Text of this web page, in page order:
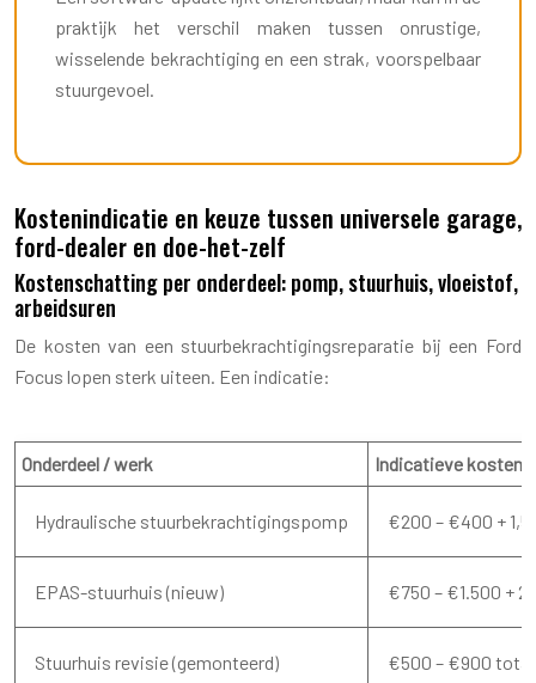
praktijk het verschil maken tussen onrustige,
wisselende bekrachtiging en een strak, voorspelbaar
stuurgevoel.
Kostenindicatie en keuze tussen universele garage,
ford-dealer en doe-het-zelf
Kostenschatting per onderdeel: pomp, stuurhuis, vloeistof,
arbeidsuren
De kosten van een stuurbekrachtigingsreparatie bij een Ford
Focus lopen sterk uiteen. Een indicatie:
Onderdeel / werk Indicatieve kosten
Hydraulische stuurbekrachtigingspomp €200 – €400 +
EPAS-stuurhuis (nieuw) €750 – €1.500 +
Stuurhuis revisie (gemonteerd) €500 – €900